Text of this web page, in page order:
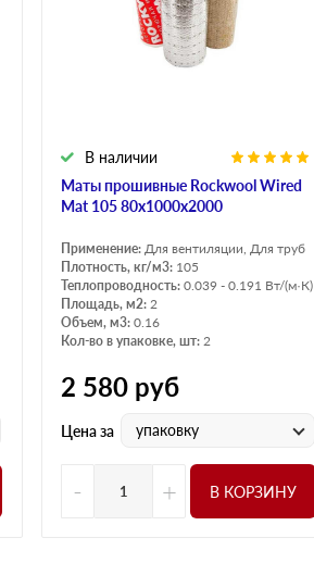
Д Оптима
Применение
Для стен
Для фундамента
Для потолков
Маты прошивные Rockwool Wired
Mat 105 80х1000х2000
В наличии
Применение: Для вентиляции, Для труб
Плотность, кг/м3: 105
Теплопроводность: 0.039 - 0.191 Вт/(м·К)
Площадь, м2: 2
Объем, м3: 0.16
Кол-во в упаковке, шт: 2
2 580 руб
Цена за упаковку
- + В КОРЗИНУ